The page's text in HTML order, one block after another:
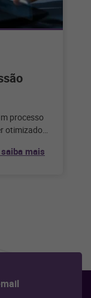
processo
otimizado
mais